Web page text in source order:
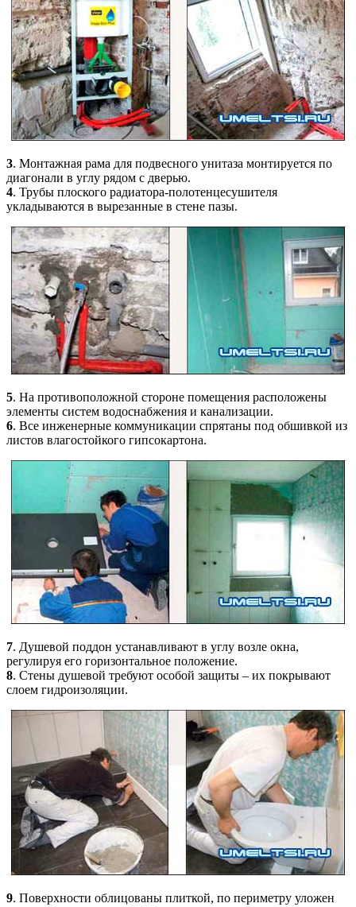
3. Монтажная рама для подвесного унитаза монтируется по
диагонали в углу рядом с дверью.
4. Трубы плоского радиатора-полотенцесушителя
укладываются в вырезанные в стене пазы.
5. На противоположной стороне помещения расположены
элементы систем водоснабжения и канализации.
6. Все инженерные коммуникации спрятаны под обшивкой из
листов влагостойкого гипсокартона.
7. Душевой поддон устанавливают в углу возле окна,
регулируя его горизонтальное положение.
8. Стены душевой требуют особой защиты – их покрывают
слоем гидроизоляции.
9. Поверхности облицованы плиткой, по периметру уложен